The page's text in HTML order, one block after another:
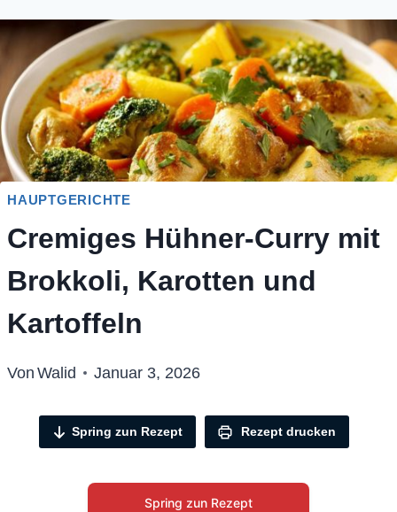
HAUPTGERICHTE
Cremiges Hühner-Curry mit
Brokkoli, Karotten und
Kartoffeln
Von Walid Januar 3, 2026
Spring zun Rezept Rezept drucken
Spring zun Rezept